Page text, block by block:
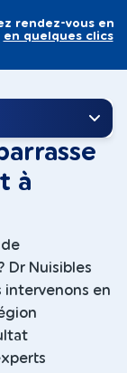
rendez-vous en
en quelques clics
à
Dr Nuisibles
intervenons en